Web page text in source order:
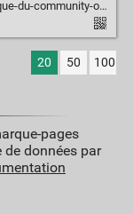
de-lagglomeration-grenobloise/
20 50 100
pages
de données par